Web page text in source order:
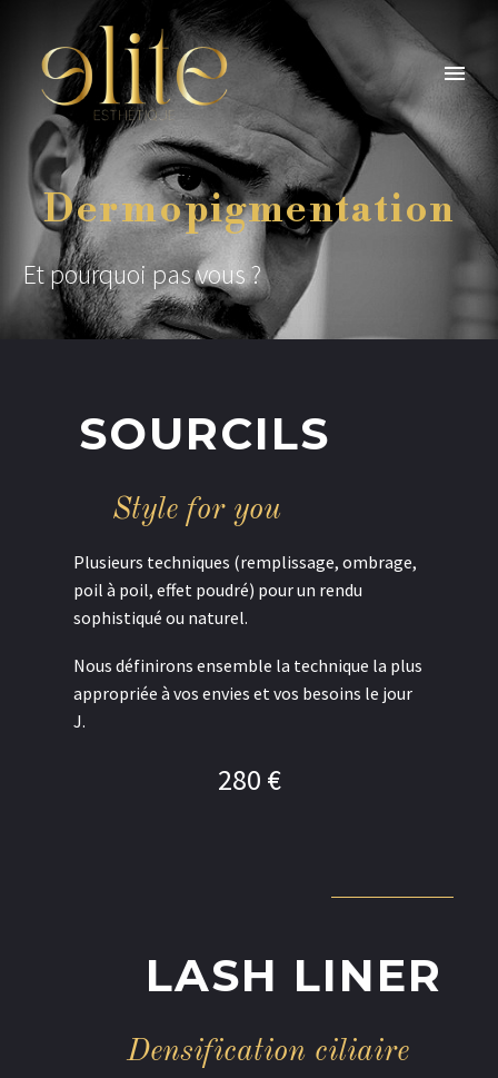
Dermopigmentation
Et pourquoi pas vous ?
SOURCILS
Style for you
Plusieurs techniques (remplissage, ombrage,
poil à poil, effet poudré) pour un rendu
sophistiqué ou naturel.
Nous définirons ensemble la technique la plus
appropriée à vos envies et vos besoins le jour
J.
280 €
LASH LINER
Densification ciliaire